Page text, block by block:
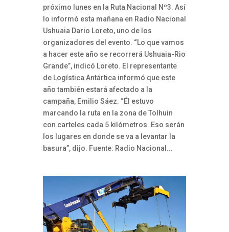
próximo lunes en la Ruta Nacional Nº3. Así
lo informó esta mañana en Radio Nacional
Ushuaia Dario Loreto, uno de los
organizadores del evento. “Lo que vamos
a hacer este año se recorrerá Ushuaia-Rio
Grande”, indicó Loreto. El representante
de Logística Antártica informó que este
año también estará afectado a la
campaña, Emilio Sáez. “Él estuvo
marcando la ruta en la zona de Tolhuin
con carteles cada 5 kilómetros. Eso serán
los lugares en donde se va a levantar la
basura”, dijo. Fuente: Radio Nacional...